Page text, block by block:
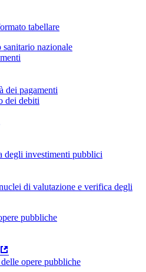
tabellare
nazionale
dei pagamenti
dei debiti
degli investimenti pubblici
di valutazione e verifica degli
pubbliche
opere pubbliche